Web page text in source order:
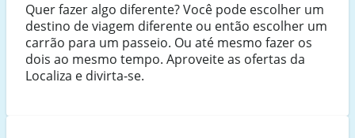
Quer fazer algo diferente? Você pode escolher um
destino de viagem diferente ou então escolher um
carrão para um passeio. Ou até mesmo fazer os
dois ao mesmo tempo. Aproveite as ofertas da
Localiza e divirta-se.